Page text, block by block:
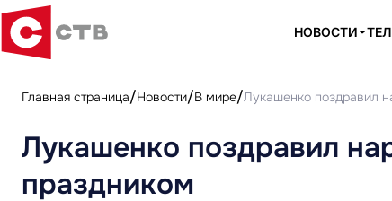
НОВОСТИ
Главная страница Новости В мире Лукашенко поздравил
Лукашенко поздравил
праздником